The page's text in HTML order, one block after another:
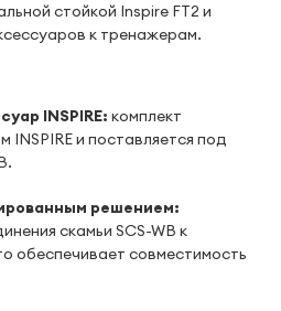
стойкой Inspire FT2 и
к тренажерам.
INSPIRE: комплект
INSPIRE и поставляется под
решением:
скамьи SCS-WB к
обеспечивает совместимость